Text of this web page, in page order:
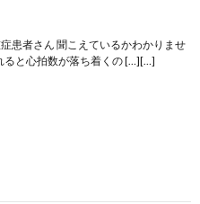
患者さん 聞こえているかわかりませ
ると心拍数が落ち着くの […][…]